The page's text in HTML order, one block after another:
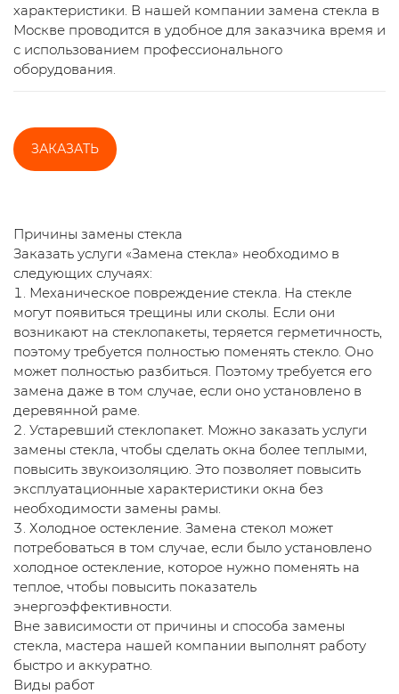
характеристики. В нашей компании замена стекла в
Москве проводится в удобное для заказчика время и
с использованием профессионального
оборудования.
ЗАКАЗАТЬ
Причины замены стекла
Заказать услуги «Замена стекла» необходимо в
следующих случаях:
Механическое повреждение стекла. На стекле
могут появиться трещины или сколы. Если они
возникают на стеклопакеты, теряется герметичность,
поэтому требуется полностью поменять стекло. Оно
может полностью разбиться. Поэтому требуется его
замена даже в том случае, если оно установлено в
деревянной раме.
Устаревший стеклопакет. Можно заказать услуги
замены стекла, чтобы сделать окна более теплыми,
повысить звукоизоляцию. Это позволяет повысить
эксплуатационные характеристики окна без
необходимости замены рамы.
Холодное остекление. Замена стекол может
потребоваться в том случае, если было установлено
холодное остекление, которое нужно поменять на
теплое, чтобы повысить показатель
энергоэффективности.
Вне зависимости от причины и способа замены
стекла, мастера нашей компании выполнят работу
быстро и аккуратно.
Виды работ